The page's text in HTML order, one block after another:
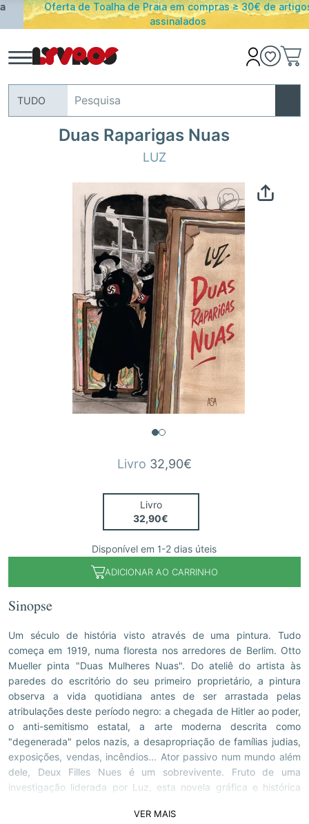
Oferta de Toalha de Praia em compras ≥ 30€ de artigos
assinalados
TUDO
Duas Raparigas Nuas
LUZ
Livro 32,90€
Livro
32,90€
Disponível em 1-2 dias úteis
ADICIONAR AO CARRINHO
Sinopse
Um século de história visto através de uma pintura. Tudo
começa em 1919, numa floresta nos arredores de Berlim. Otto
Mueller pinta "Duas Mulheres Nuas". Do ateliê do artista às
paredes do escritório do seu primeiro proprietário, a pintura
observa a vida quotidiana antes de ser arrastada pelas
atribulações deste período negro: a chegada de Hitler ao poder,
o anti-semitismo estatal, a arte moderna descrita como
"degenerada" pelos nazis, a desapropriação de famílias judias,
exposições, vendas, incêndios... Ator passivo num mundo além
dele, Deux Filles Nues é um sobrevivente. Fruto de uma
investigação liderada por Luz, esta novela gráfica e histórica
formas de censura política e cultural. Com este livro, o autor
VER MAIS